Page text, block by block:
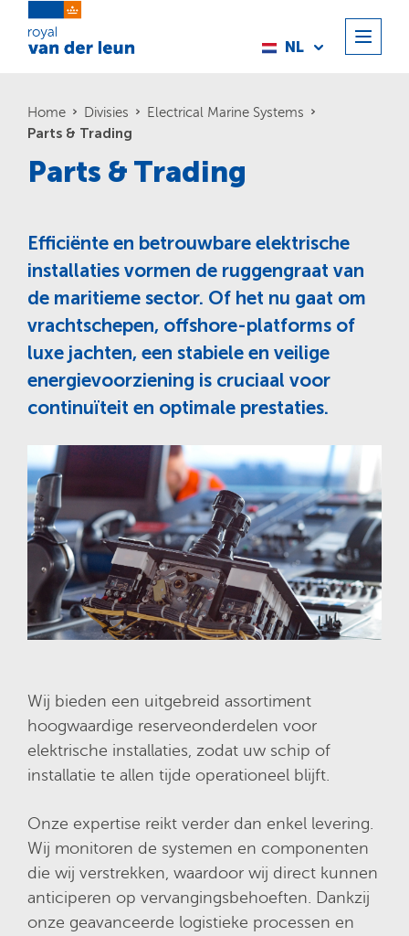
NL
Home Divisies Electrical Marine Systems
Parts & Trading
Parts & Trading
Efficiënte en betrouwbare elektrische
installaties vormen de ruggengraat van
de maritieme sector. Of het nu gaat om
vrachtschepen, offshore-platforms of
luxe jachten, een stabiele en veilige
energievoorziening is cruciaal voor
continuïteit en optimale prestaties.
Wij bieden een uitgebreid assortiment
hoogwaardige reserveonderdelen voor
elektrische installaties, zodat uw schip of
installatie te allen tijde operationeel blijft.
Onze expertise reikt verder dan enkel levering.
Wij monitoren de systemen en componenten
die wij verstrekken, waardoor wij direct kunnen
anticiperen op vervangingsbehoeften. Dankzij
onze geavanceerde logistieke processen en